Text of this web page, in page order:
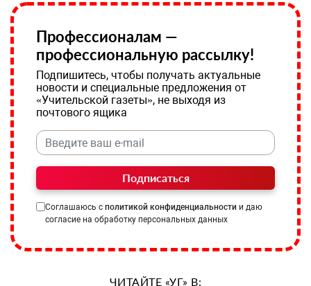
Профессионалам —
профессиональную рассылку!
Подпишитесь, чтобы получать актуальные
новости и специальные предложения от
«Учительской газеты», не выходя из
почтового ящика
Подписаться
Соглашаюсь с политикой конфиденциальности и даю
согласие на обработку персональных данных
ЧИТАЙТЕ «УГ» В: